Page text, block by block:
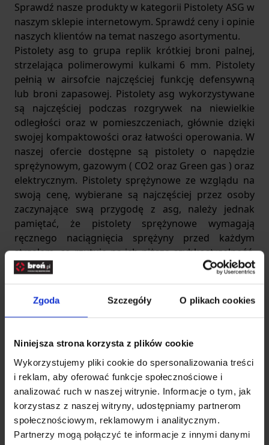
Zgoda Szczegóły O plikach cookies
Niniejsza strona korzysta z plików cookie
Wykorzystujemy pliki cookie do spersonalizowania treści
i reklam, aby oferować funkcje społecznościowe i
analizować ruch w naszej witrynie. Informacje o tym, jak
korzystasz z naszej witryny, udostępniamy partnerom
społecznościowym, reklamowym i analitycznym.
Partnerzy mogą połączyć te informacje z innymi danymi
Sprawdź nasze produkty w kategorii Pistolety ASG w
naszym sklepie internetowym. Sprawdź ceny i opinie
naszych klientów na temat naszego asortymentu.
Pistolety asg to grupa replik krótkiej broni palnej,
strzelająca polimerowymi kulkami 6 mm. Pistolety
pełnią w airsofcie najczęściej funkcję defensywną
lub broni zapasowej. Pistolety asg wykorzystywane
są najczęściej podczas rozgrywek na niewielkie
odległości oraz w pomieszczeniach, głównie dzięki
swojej kompaktowości oraz łatwości operowania. W
naszej ofercie dostępne są pistolety o napędzie
sprężynowym, gazowym ( CO2 oraz Green gas ) oraz
elektrycznym. Pistolety sprężynowe ze wzglądu na
swoją cenę, wybierane są najczęściej przez osoby
zaczynające swą przygodę z asg, należy jednak
pamiętać, że pistolety sprężynowe wymagają
ręcznego naciągnięcia sprężyny przed każdym
strzałem, co rzutuje na ich niższą szybkostrzelność.
Do najbardziej popularnych obecnie pistoletów,
prędkości początkowej, szybkostrzelności oraz
realistycznej budowie i obsłudze manualnej
Pistolety ASG co warto
Jakie rodzaje napędu mają
pistolety ASG dostępne w
sklepie?